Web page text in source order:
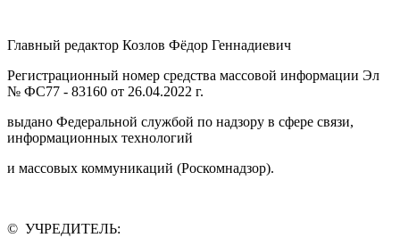
Главный редактор Козлов Фёдор Геннадиевич
Регистрационный номер средства массовой информации Эл
№ ФС77 - 83160 от 26.04.2022 г.
выдано Федеральной службой по надзору в сфере связи,
информационных технологий
и массовых коммуникаций (Роскомнадзор).
© УЧРЕДИТЕЛЬ: